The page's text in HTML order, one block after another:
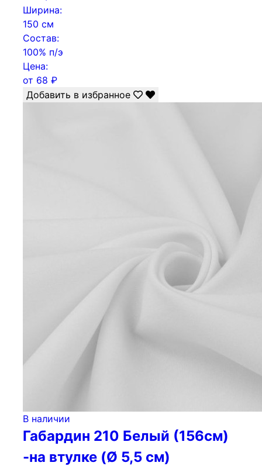
Ширина:
150 см
Состав:
100% п/э
Цена:
от 68 ₽
Добавить в избранное
В наличии
Габардин 210 Белый (156см)
-на втулке (Ø 5,5 см)